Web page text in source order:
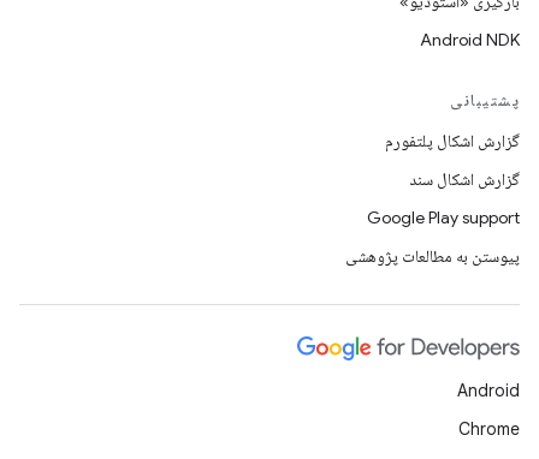
Android NDK
پشتیبانی
گزارش اشکال پلتفورم
گزارش اشکال سند
Google Play support
پیوستن به مطالعات پژوهشی
Android
Chrome